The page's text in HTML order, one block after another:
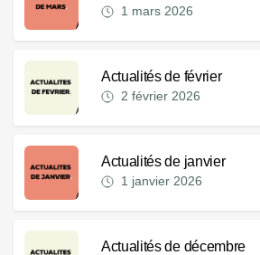
1 mars 2026
Actualités de février
2 février 2026
Actualités de janvier
1 janvier 2026
Actualités de décembre